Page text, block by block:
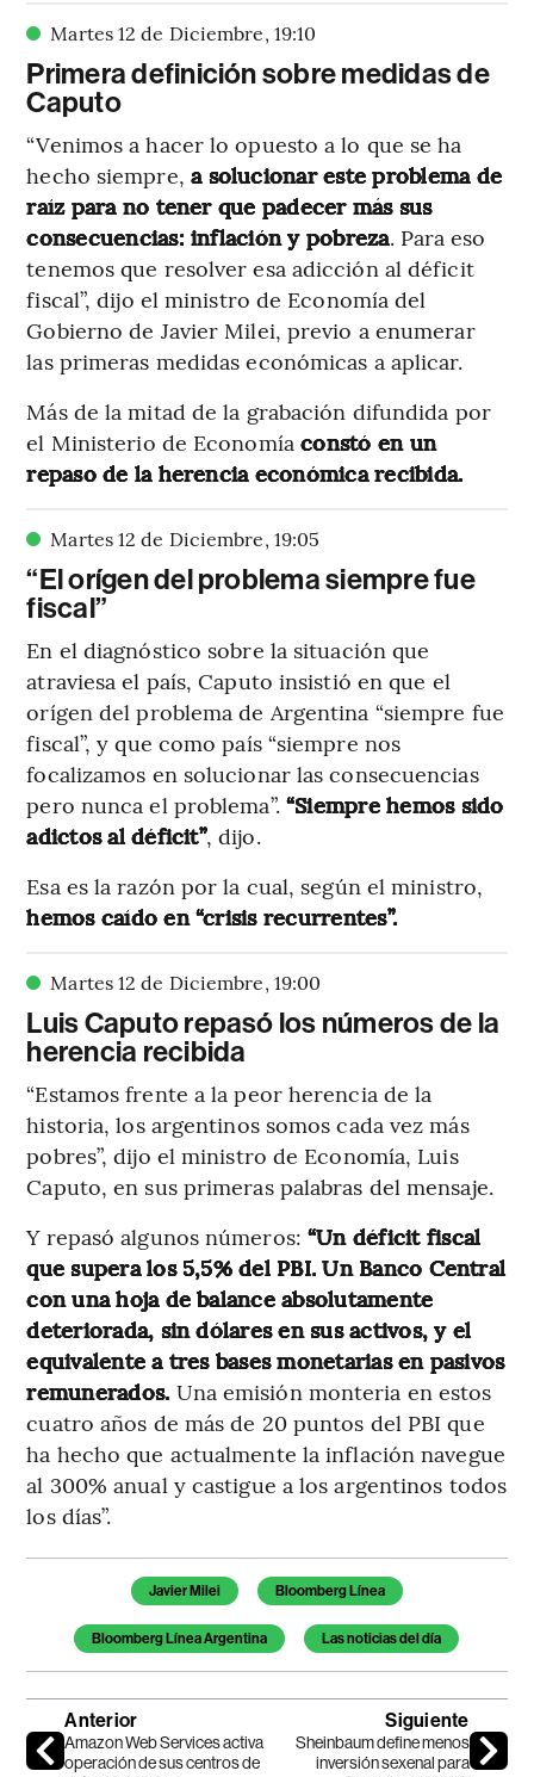
Martes 12 de Diciembre, 19:10
Primera definición sobre medidas de
Caputo
“Venimos a hacer lo opuesto a lo que se ha
hecho siempre, a solucionar este problema de
raíz para no tener que padecer más sus
consecuencias: inflación y pobreza. Para eso
tenemos que resolver esa adicción al déficit
fiscal”, dijo el ministro de Economía del
Gobierno de Javier Milei, previo a enumerar
las primeras medidas económicas a aplicar.
Más de la mitad de la grabación difundida por
el Ministerio de Economía constó en un
repaso de la herencia económica recibida.
Martes 12 de Diciembre, 19:05
“El orígen del problema siempre fue
fiscal”
En el diagnóstico sobre la situación que
atraviesa el país, Caputo insistió en que el
orígen del problema de Argentina “siempre fue
fiscal”, y que como país “siempre nos
focalizamos en solucionar las consecuencias
pero nunca el problema”. “Siempre hemos sido
adictos al déficit”, dijo.
Esa es la razón por la cual, según el ministro,
hemos caído en “crisis recurrentes”.
Martes 12 de Diciembre, 19:00
Luis Caputo repasó los números de la
herencia recibida
“Estamos frente a la peor herencia de la
historia, los argentinos somos cada vez más
pobres”, dijo el ministro de Economía, Luis
Caputo, en sus primeras palabras del mensaje.
Y repasó algunos números: “Un déficit fiscal
que supera los 5,5% del PBI. Un Banco Central
con una hoja de balance absolutamente
deteriorada, sin dólares en sus activos, y el
equivalente a tres bases monetarias en pasivos
remunerados. Una emisión monteria en estos
cuatro años de más de 20 puntos del PBI que
ha hecho que actualmente la inflación navegue
al 300% anual y castigue a los argentinos todos
los días”.
Temas de este artículo
Javier Milei Bloomberg Línea
Bloomberg Línea Argentina Las noticias del día
Anterior
Amazon Web Services activa
operación de sus centros de
Siguiente
Sheinbaum define menos
inversión sexenal para